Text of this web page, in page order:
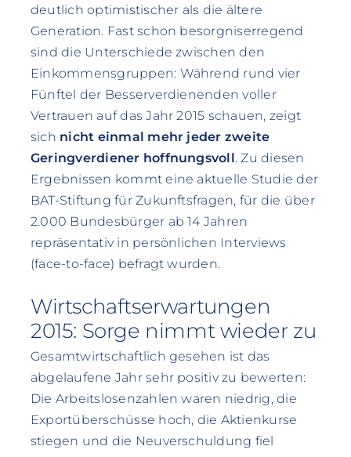
deutlich optimistischer als die ältere
Generation. Fast schon besorgniserregend
sind die Unterschiede zwischen den
Einkommensgruppen: Während rund vier
Fünftel der Besserverdienenden voller
Vertrauen auf das Jahr 2015 schauen, zeigt
sich nicht einmal mehr jeder zweite
Geringverdiener hoffnungsvoll. Zu diesen
Ergebnissen kommt eine aktuelle Studie der
BAT-Stiftung für Zukunftsfragen, für die über
2.000 Bundesbürger ab 14 Jahren
repräsentativ in persönlichen Interviews
(face-to-face) befragt wurden.
Wirtschaftserwartungen
2015: Sorge nimmt wieder zu
Gesamtwirtschaftlich gesehen ist das
abgelaufene Jahr sehr positiv zu bewerten:
Die Arbeitslosenzahlen waren niedrig, die
Exportüberschüsse hoch, die Aktienkurse
stiegen und die Neuverschuldung fiel